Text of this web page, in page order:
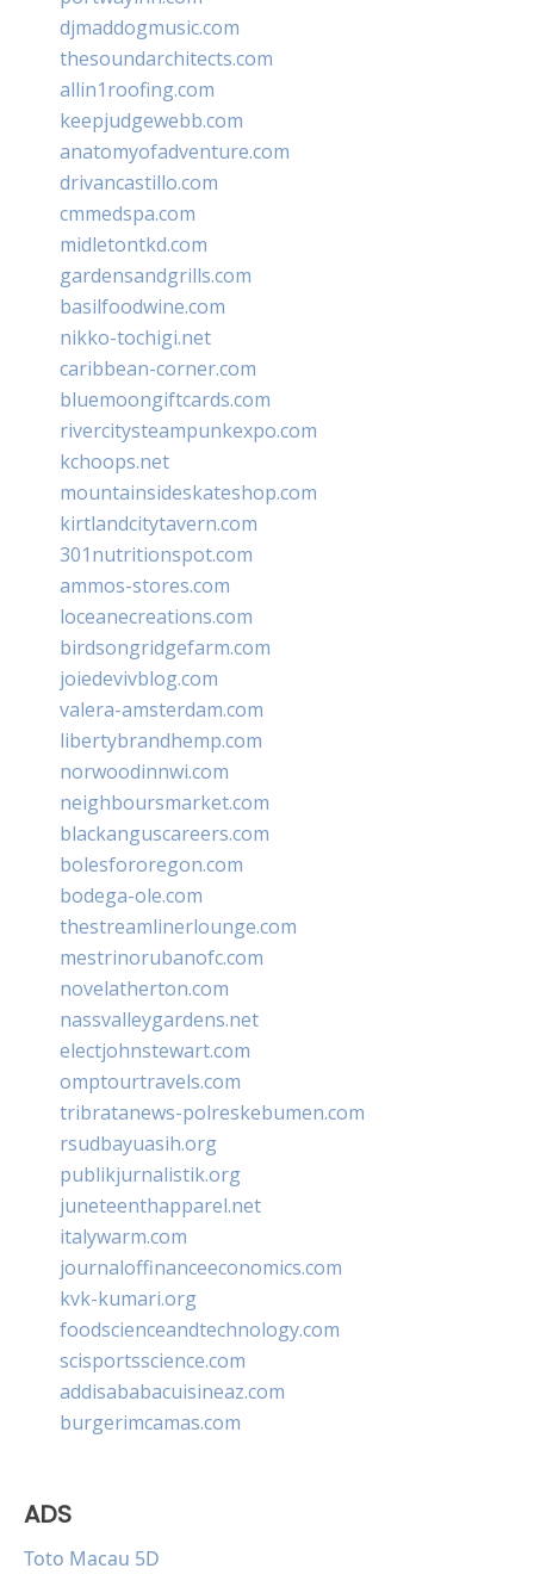
djmaddogmusic.com
thesoundarchitects.com
allin1roofing.com
keepjudgewebb.com
anatomyofadventure.com
drivancastillo.com
cmmedspa.com
midletontkd.com
gardensandgrills.com
basilfoodwine.com
nikko-tochigi.net
caribbean-corner.com
bluemoongiftcards.com
rivercitysteampunkexpo.com
kchoops.net
mountainsideskateshop.com
kirtlandcitytavern.com
301nutritionspot.com
ammos-stores.com
loceanecreations.com
birdsongridgefarm.com
joiedevivblog.com
valera-amsterdam.com
libertybrandhemp.com
norwoodinnwi.com
neighboursmarket.com
blackanguscareers.com
bolesfororegon.com
bodega-ole.com
thestreamlinerlounge.com
mestrinorubanofc.com
novelatherton.com
nassvalleygardens.net
electjohnstewart.com
omptourtravels.com
tribratanews-polreskebumen.com
rsudbayuasih.org
publikjurnalistik.org
juneteenthapparel.net
italywarm.com
journaloffinanceeconomics.com
kvk-kumari.org
foodscienceandtechnology.com
scisportsscience.com
addisababacuisineaz.com
burgerimcamas.com
ADS
Toto Macau 5D